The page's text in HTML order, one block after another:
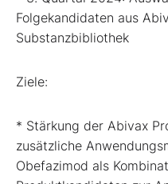
Folgekandidaten aus
Substanzbibliothek
Ziele:
* Stärkung der Abivax
zusätzliche
Obefazimod als